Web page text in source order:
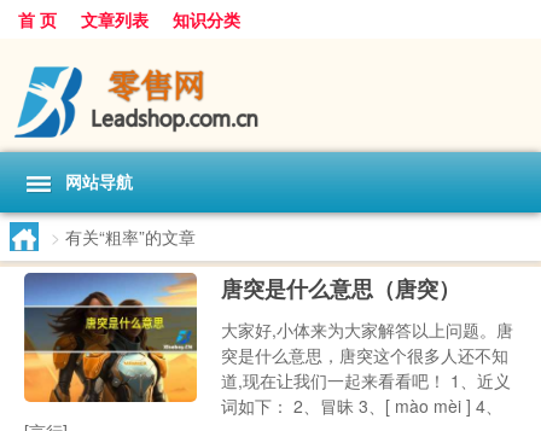
首 页 文章列表 知识分类
网站导航
> 有关“粗率”的文章
唐突是什么意思（唐突）
大家好,小体来为大家解答以上问题。唐
突是什么意思，唐突这个很多人还不知
道,现在让我们一起来看看吧！ 1、近义
词如下： 2、冒昧 3、[ mào mèi ] 4、